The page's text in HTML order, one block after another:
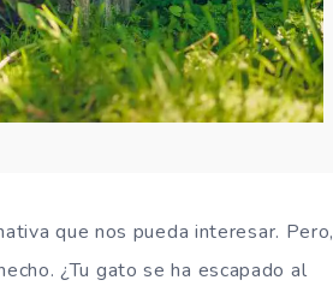
que nos pueda interesar. Pero,
¿Tu gato se ha escapado al